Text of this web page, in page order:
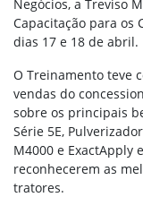
Negócios, a Treviso
Capacitação para os
dias 17 e 18 de abril.
O Treinamento teve
vendas do
sobre os principais
Série 5E,
M4000 e ExactApply
reconhecerem as
tratores.